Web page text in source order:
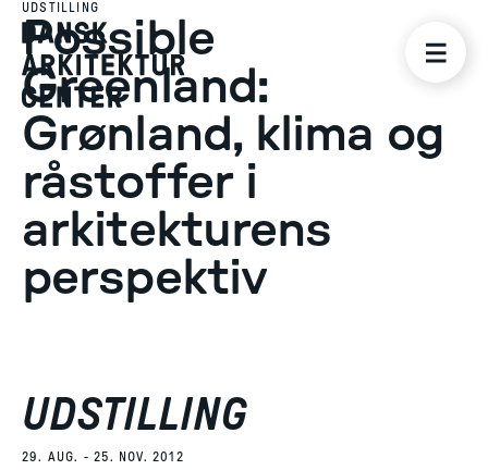
UDSTILLING
Possible
Greenland:
Grønland, klima og
råstoffer i
arkitekturens
perspektiv
UDSTILLING
29. AUG. - 25. NOV. 2012